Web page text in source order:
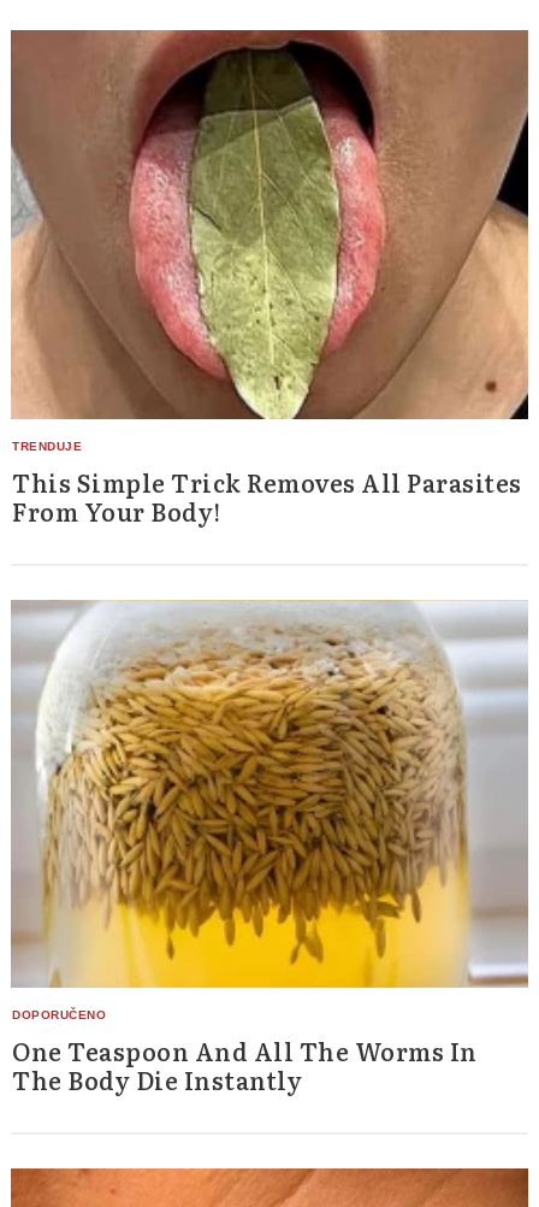
This Simple Trick Removes All Parasites
From Your Body!
One Teaspoon And All The Worms In
The Body Die Instantly